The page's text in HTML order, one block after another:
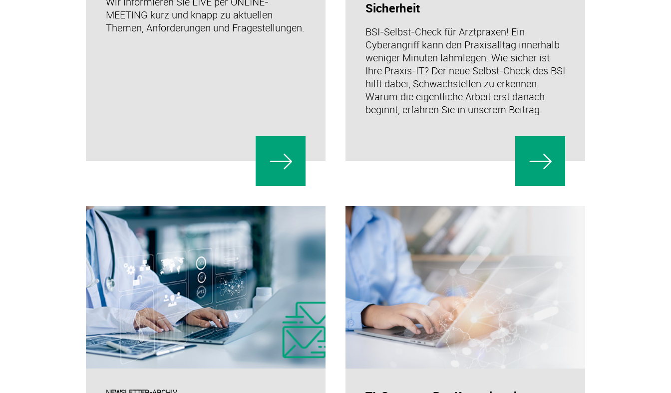
MEETING kurz und knapp zu aktuellen
Themen, Anforderungen und Fragestellungen.
Sicherheit
BSI-Selbst-Check für Arztpraxen! Ein
Cyberangriff kann den Praxisalltag innerhalb
weniger Minuten lahmlegen. Wie sicher ist
Ihre Praxis-IT? Der neue Selbst-Check des BSI
hilft dabei, Schwachstellen zu erkennen.
Warum die eigentliche Arbeit erst danach
beginnt, erfahren Sie in unserem Beitrag.